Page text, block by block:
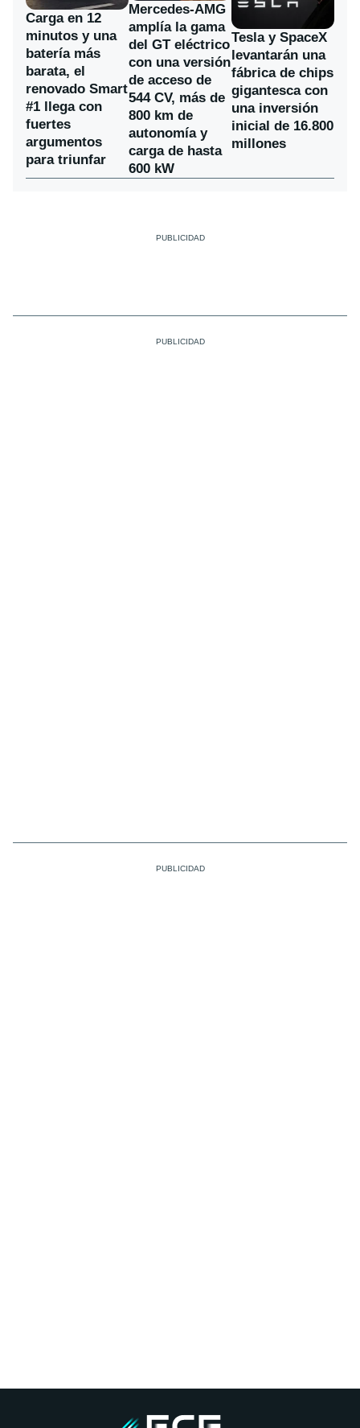
Carga en 12
minutos y una
batería más
barata, el
renovado Smart
#1 llega con
fuertes
argumentos
para triunfar
Mercedes-AMG
amplía la gama
del GT eléctrico
con una versión
de acceso de
544 CV, más de
800 km de
autonomía y
carga de hasta
600 kW
Tesla y SpaceX
levantarán una
fábrica de chips
gigantesca con
una inversión
inicial de 16.800
millones